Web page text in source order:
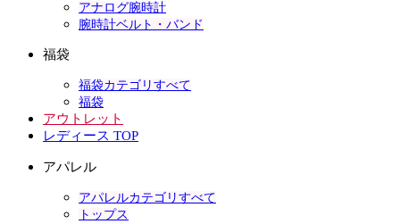
アナログ腕時計
腕時計ベルト・バンド
福袋
福袋カテゴリすべて
福袋
アウトレット
レディース TOP
アパレル
アパレルカテゴリすべて
トップス